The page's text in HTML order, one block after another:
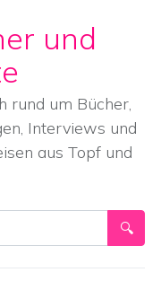
und
rund um Bücher,
Interviews und
aus Topf und